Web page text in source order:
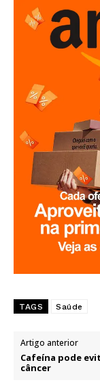
TAGS Saúde
Artigo anterior
Cafeína pode
câncer